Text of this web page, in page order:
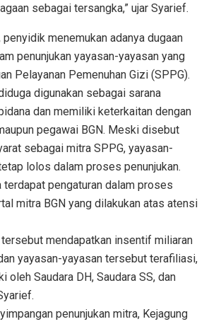
sebagai tersangka,” ujar Syarief.
penyidik menemukan adanya dugaan
penunjukan yayasan-yayasan yang
Pelayanan Pemenuhan Gizi (SPPG).
digunakan sebagai sarana
dan memiliki keterkaitan dengan
pegawai BGN. Meski disebut
sebagai mitra SPPG, yayasan-
lolos dalam proses penunjukan.
terdapat pengaturan dalam proses
mitra BGN yang dilakukan atas atensi
tersebut mendapatkan insentif miliaran
yayasan-yayasan tersebut terafiliasi,
oleh Saudara DH, Saudara SS, dan
penunjukan mitra, Kejagung